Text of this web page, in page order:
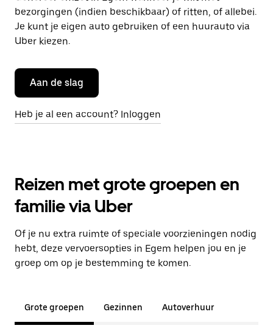
bezorgingen (indien beschikbaar) of ritten, of allebei.
Je kunt je eigen auto gebruiken of een huurauto via
Uber kiezen.
Aan de slag
Heb je al een account? Inloggen
Reizen met grote groepen en
familie via Uber
Of je nu extra ruimte of speciale voorzieningen nodig
hebt, deze vervoersopties in Egem helpen jou en je
groep om op je bestemming te komen.
Grote groepen Gezinnen Autoverhuur